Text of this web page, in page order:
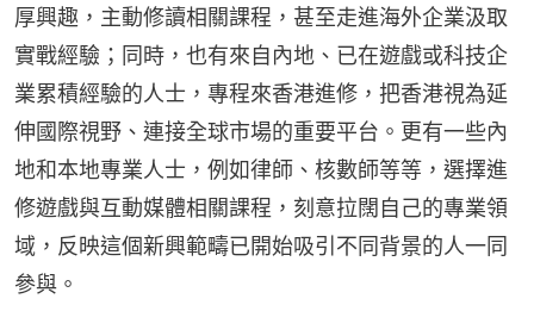
厚興趣，主動修讀相關課程，甚至走進海外企業汲取
實戰經驗；同時，也有來自內地、已在遊戲或科技企
業累積經驗的人士，專程來香港進修，把香港視為延
伸國際視野、連接全球市場的重要平台。更有一些內
地和本地專業人士，例如律師、核數師等等，選擇進
修遊戲與互動媒體相關課程，刻意拉闊自己的專業領
域，反映這個新興範疇已開始吸引不同背景的人一同
參與。